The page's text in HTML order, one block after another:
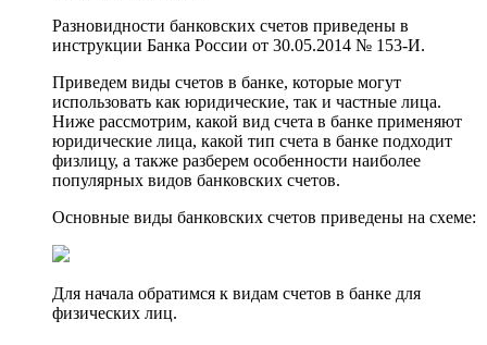
Разновидности банковских счетов приведены в
инструкции Банка России от 30.05.2014 № 153-И.
Приведем виды счетов в банке, которые могут
использовать как юридические, так и частные лица.
Ниже рассмотрим, какой вид счета в банке применяют
юридические лица, какой тип счета в банке подходит
физлицу, а также разберем особенности наиболее
популярных видов банковских счетов.
Основные виды банковских счетов приведены на схеме:
Для начала обратимся к видам счетов в банке для
физических лиц.